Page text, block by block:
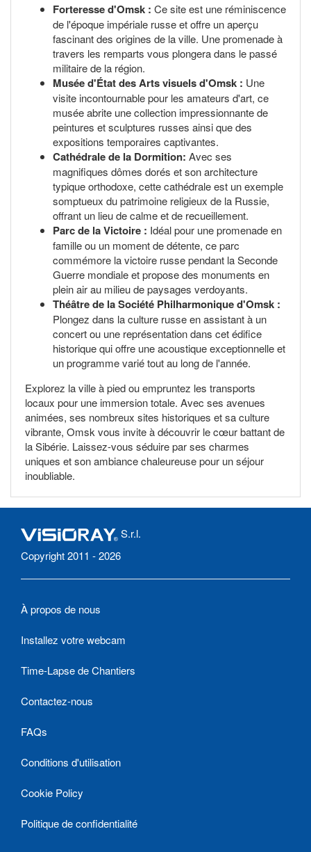
Forteresse d'Omsk : Ce site est une réminiscence
de l'époque impériale russe et offre un aperçu
fascinant des origines de la ville. Une promenade à
travers les remparts vous plongera dans le passé
militaire de la région.
Musée d'État des Arts visuels d'Omsk : Une
visite incontournable pour les amateurs d'art, ce
musée abrite une collection impressionnante de
peintures et sculptures russes ainsi que des
expositions temporaires captivantes.
Cathédrale de la Dormition: Avec ses
magnifiques dômes dorés et son architecture
typique orthodoxe, cette cathédrale est un exemple
somptueux du patrimoine religieux de la Russie,
offrant un lieu de calme et de recueillement.
Parc de la Victoire : Idéal pour une promenade en
famille ou un moment de détente, ce parc
commémore la victoire russe pendant la Seconde
Guerre mondiale et propose des monuments en
plein air au milieu de paysages verdoyants.
Théâtre de la Société Philharmonique d'Omsk :
Plongez dans la culture russe en assistant à un
concert ou une représentation dans cet édifice
historique qui offre une acoustique exceptionnelle et
un programme varié tout au long de l'année.
Explorez la ville à pied ou empruntez les transports
locaux pour une immersion totale. Avec ses avenues
animées, ses nombreux sites historiques et sa culture
vibrante, Omsk vous invite à découvrir le cœur battant de
la Sibérie. Laissez-vous séduire par ses charmes
uniques et son ambiance chaleureuse pour un séjour
inoubliable.
S.r.l.
Copyright 2011 - 2026
À propos de nous
Installez votre webcam
Time-Lapse de Chantiers
Contactez-nous
FAQs
Conditions d'utilisation
Cookie Policy
Politique de confidentialité